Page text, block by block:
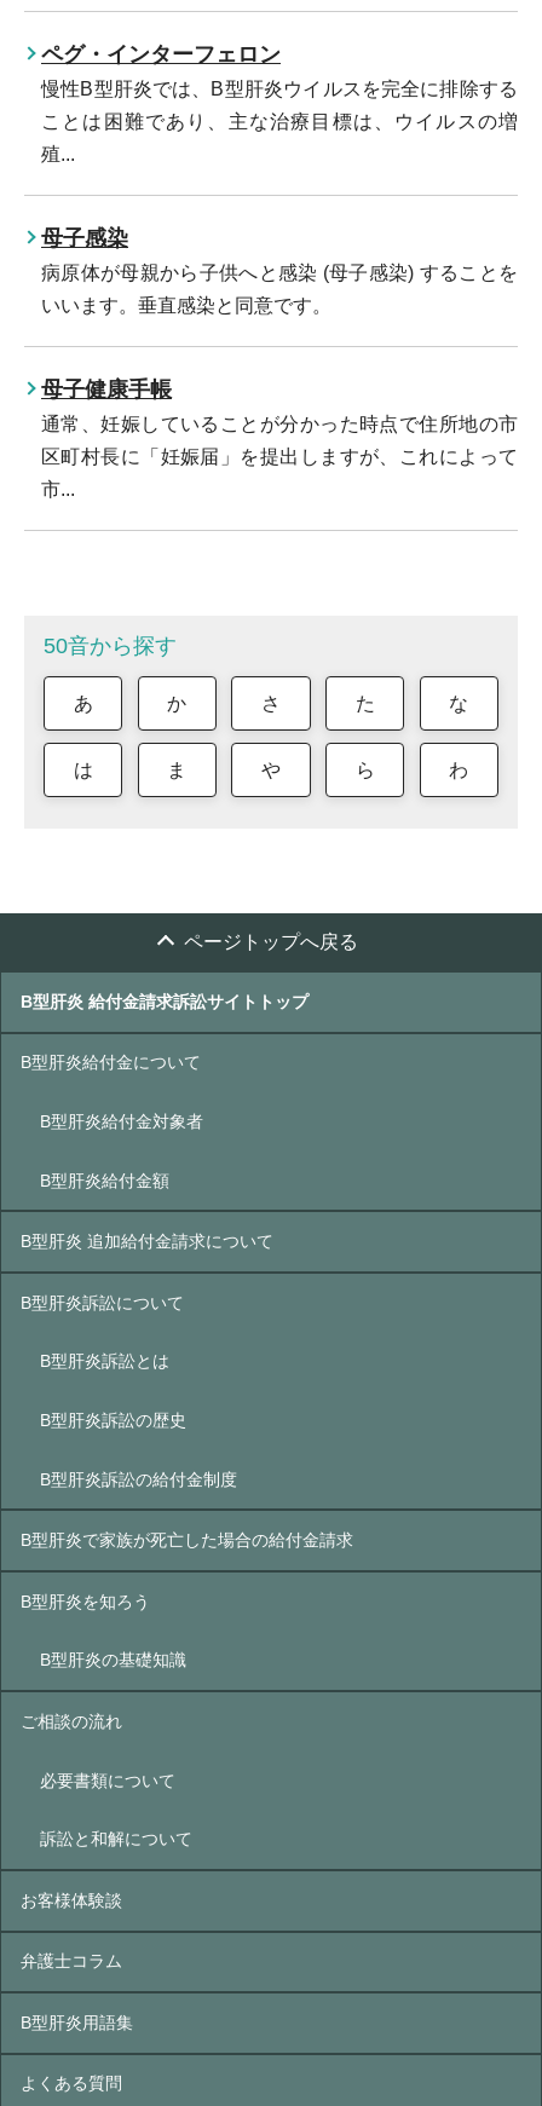
ペグ・インターフェロン
慢性B型肝炎では、B型肝炎ウイルスを完全に排除する
ことは困難であり、主な治療目標は、ウイルスの増
殖...
母子感染
病原体が母親から子供へと感染 (母子感染) することを
いいます。垂直感染と同意です。
母子健康手帳
通常、妊娠していることが分かった時点で住所地の市
区町村長に「妊娠届」を提出しますが、これによって
市...
50音から探す
あ か さ た な
は ま や ら わ
ページトップへ戻る
B型肝炎 給付金請求訴訟サイトトップ
B型肝炎給付金について
B型肝炎給付金対象者
B型肝炎給付金額
B型肝炎 追加給付金請求について
B型肝炎訴訟について
B型肝炎訴訟とは
B型肝炎訴訟の歴史
B型肝炎訴訟の給付金制度
B型肝炎で家族が死亡した場合の給付金請求
B型肝炎を知ろう
B型肝炎の基礎知識
ご相談の流れ
必要書類について
訴訟と和解について
お客様体験談
弁護士コラム
B型肝炎⽤語集
よくある質問